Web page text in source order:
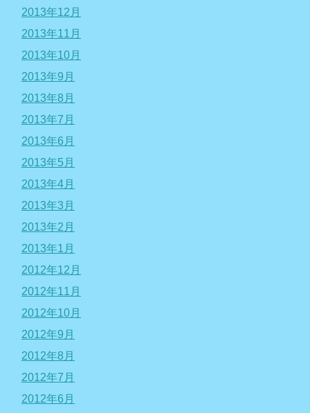
2013年12月
2013年11月
2013年10月
2013年9月
2013年8月
2013年7月
2013年6月
2013年5月
2013年4月
2013年3月
2013年2月
2013年1月
2012年12月
2012年11月
2012年10月
2012年9月
2012年8月
2012年7月
2012年6月